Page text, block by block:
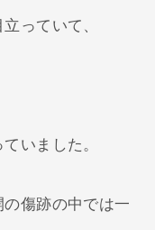
っていて、
いました。
の傷跡の中では一